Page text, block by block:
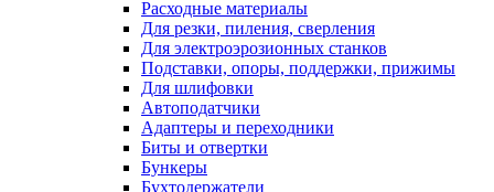
Расходные материалы
Для резки, пиления, сверления
Для электроэрозионных станков
Подставки, опоры, поддержки, прижимы
Для шлифовки
Автоподатчики
Адаптеры и переходники
Биты и отвертки
Бункеры
Бухтодержатели